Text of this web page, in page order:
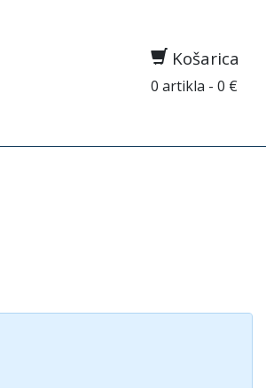
Košarica
0 artikla - 0 €